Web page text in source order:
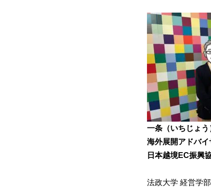
一条（いちじょう
海外展開アドバイ
日本越境EC振興
法政大学 経営学